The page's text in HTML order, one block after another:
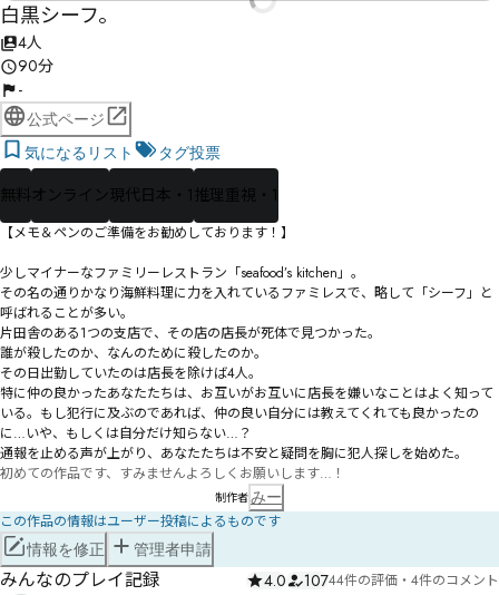
白黒シーフ。
4人
90分
-
公式ページ
気になるリスト
タグ投票
無料 オンライン 現代日本・1 推理重視・1
【メモ＆ペンのご準備をお勧めしております！】
少しマイナーなファミリーレストラン「seafood’s kitchen」。
その名の通りかなり海鮮料理に力を入れているファミレスで、略して「シーフ」と
呼ばれることが多い。
片田舎のある1つの支店で、その店の店長が死体で見つかった。
誰が殺したのか、なんのために殺したのか。
その日出勤していたのは店長を除けば4人。
特に仲の良かったあなたたちは、お互いがお互いに店長を嫌いなことはよく知って
いる。もし犯行に及ぶのであれば、仲の良い自分には教えてくれても良かったの
に…いや、もしくは自分だけ知らない…？
通報を止める声が上がり、あなたたちは不安と疑問を胸に犯人探しを始めた。
初めての作品です、すみませんよろしくお願いします…！
制作者みー
この作品の情報はユーザー投稿によるものです
情報を修正 管理者申請
みんなのプレイ記録 4.0 10744件の評価 ・ 4件のコメント